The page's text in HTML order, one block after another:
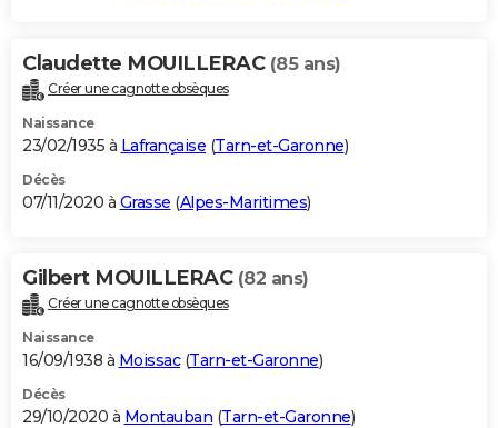
Claudette MOUILLERAC (85 ans)
Créer une cagnotte obsèques
Naissance
23/02/1935 à Lafrançaise (Tarn-et-Garonne)
Décès
07/11/2020 à Grasse (Alpes-Maritimes)
Gilbert MOUILLERAC (82 ans)
Créer une cagnotte obsèques
Naissance
16/09/1938 à Moissac(Tarn-et-Garonne)
Décès
29/10/2020 à Montauban (Tarn-et-Garonne)